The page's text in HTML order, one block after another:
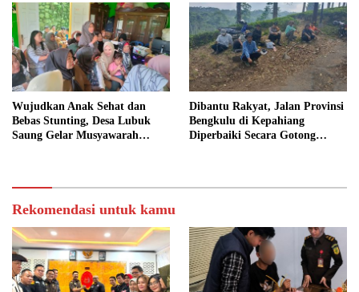
Wujudkan Anak Sehat dan
Bebas Stunting, Desa Lubuk
Saung Gelar Musyawarah
Dibantu Rakyat, Jalan Provinsi
Bengkulu di Kepahiang
Diperbaiki Secara Gotong
Rekomendasi untuk kamu